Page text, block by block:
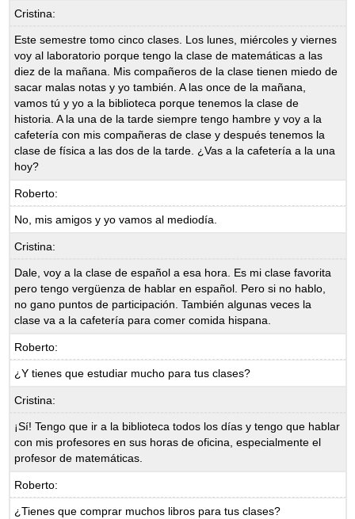
Cristina:
Este semestre tomo cinco clases. Los lunes, miércoles y viernes
voy al laboratorio porque tengo la clase de matemáticas a las
diez de la mañana. Mis compañeros de la clase tienen miedo de
sacar malas notas y yo también. A las once de la mañana,
vamos tú y yo a la biblioteca porque tenemos la clase de
historia. A la una de la tarde siempre tengo hambre y voy a la
cafetería con mis compañeras de clase y después tenemos la
clase de física a las dos de la tarde. ¿Vas a la cafetería a la una
hoy?
Roberto:
No, mis amigos y yo vamos al mediodía.
Cristina:
Dale, voy a la clase de español a esa hora. Es mi clase favorita
pero tengo vergüenza de hablar en español. Pero si no hablo,
no gano puntos de participación. También algunas veces la
clase va a la cafetería para comer comida hispana.
Roberto:
¿Y tienes que estudiar mucho para tus clases?
Cristina:
¡Sí! Tengo que ir a la biblioteca todos los días y tengo que hablar
con mis profesores en sus horas de oficina, especialmente el
profesor de matemáticas.
Roberto:
¿Tienes que comprar muchos libros para tus clases?